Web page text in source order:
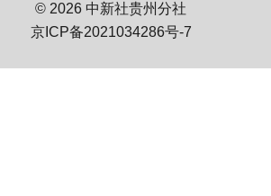
© 2026 中新社贵州分社
京ICP备2021034286号-7